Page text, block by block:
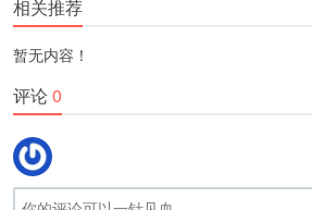
相关推荐
暂无内容！
评论0